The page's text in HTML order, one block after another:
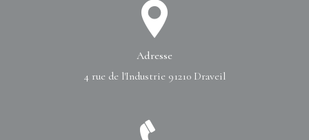
Adresse
4 rue de l'Industrie 91210 Draveil